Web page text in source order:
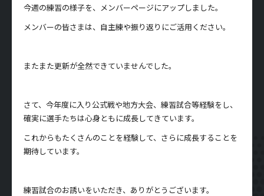
今週の練習の様子を、メンバーページにアップしました。
メンバーの皆さまは、自主練や振り返りにご活用ください。
またまた更新が全然できていませんでした。
さて、今年度に入り公式戦や地方大会、練習試合等経験をし、
確実に選手たちは心身ともに成長してきています。
これからもたくさんのことを経験して、さらに成長することを
期待しています。
練習試合のお誘いをいただき、ありがとうございます。